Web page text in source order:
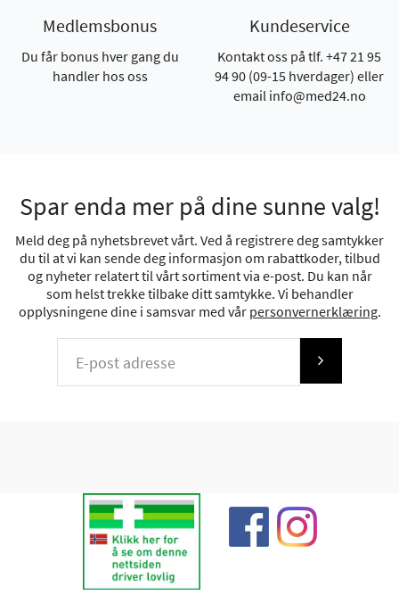
Medlemsbonus
Du får bonus hver gang du
handler hos oss
Kundeservice
Kontakt oss på tlf. +47 21 95
94 90 (09-15 hverdager) eller
email info@med24.no
Spar enda mer på dine sunne valg!
Meld deg på nyhetsbrevet vårt. Ved å registrere deg samtykker
du til at vi kan sende deg informasjon om rabattkoder, tilbud
og nyheter relatert til vårt sortiment via e-post. Du kan når
som helst trekke tilbake ditt samtykke. Vi behandler
opplysningene dine i samsvar med vår personvernerklæring.